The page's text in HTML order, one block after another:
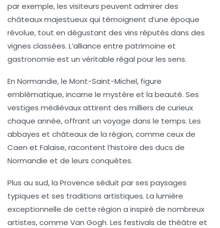
par exemple, les visiteurs peuvent admirer des
châteaux majestueux qui témoignent d’une époque
révolue, tout en dégustant des vins réputés dans des
vignes classées. L’alliance entre patrimoine et
gastronomie est un véritable régal pour les sens.
En Normandie, le Mont-Saint-Michel, figure
emblématique, incarne le mystère et la beauté. Ses
vestiges médiévaux attirent des milliers de curieux
chaque année, offrant un voyage dans le temps. Les
abbayes et châteauxde la région, comme ceux de
Caen et Falaise, racontent l’histoire des ducs de
Normandie et de leurs conquêtes.
Plus au sud, la Provence séduit par ses paysages
typiques et ses traditions artistiques. La lumière
exceptionnelle de cette région a inspiré de nombreux
artistes, comme Van Gogh. Les festivals de théâtre et